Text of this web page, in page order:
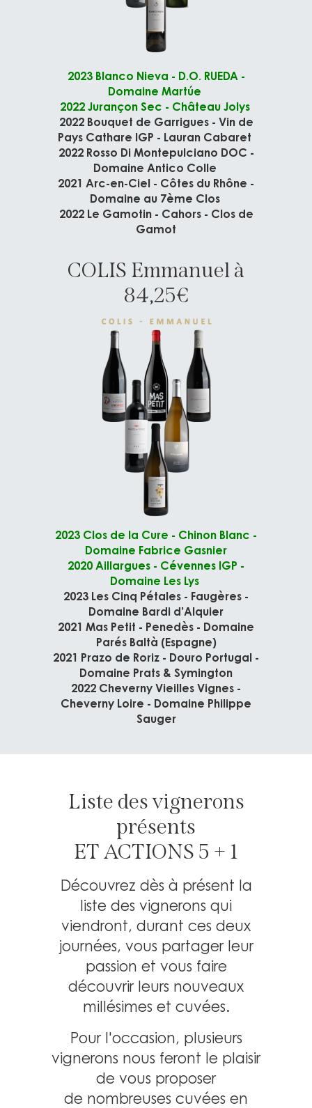
2023 Blanco Nieva - D.O. RUEDA -
Domaine Martúe
2022 Jurançon Sec - Château Jolys
2022 Bouquet de Garrigues - Vin de
Pays Cathare IGP - Lauran Cabaret
2022 Rosso Di Montepulciano DOC -
Domaine Antico Colle
2021 Arc-en-Ciel - Côtes du Rhône -
Domaine au 7ème Clos
2022 Le Gamotin - Cahors - Clos de
Gamot
COLIS Emmanuel à
84,25€
2023 Clos de la Cure - Chinon Blanc -
Domaine Fabrice Gasnier
2020 Aillargues - Cévennes IGP -
Domaine Les Lys
2023 Les Cinq Pétales - Faugères -
Domaine Bardi d’Alquier
2021 Mas Petit - Penedès - Domaine
Parés Baltà (Espagne)
2021 Prazo de Roriz - Douro Portugal -
Domaine Prats & Symington
2022 Cheverny Vieilles Vignes -
Cheverny Loire - Domaine Philippe
Sauger
Liste des vignerons
présents
ET ACTIONS 5 + 1
Découvrez dès à présent la
liste des vignerons qui
viendront, durant ces deux
journées, vous partager leur
passion et vous faire
découvrir leurs nouveaux
millésimes et cuvées.
Pour l'occasion, plusieurs
vignerons nous feront le plaisir
de vous proposer
de nombreuses cuvées en